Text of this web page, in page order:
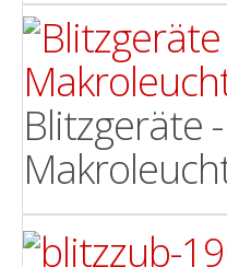
Blitzgeräte -